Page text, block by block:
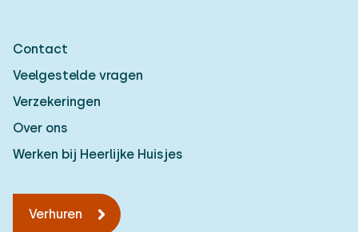
Contact
Veelgestelde vragen
Verzekeringen
Over ons
Werken bij Heerlijke Huisjes
Verhuren